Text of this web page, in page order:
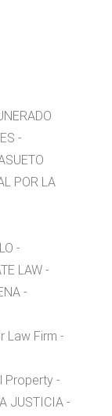
POR LA
LAW
Law Firm
Property
JUSTICIA